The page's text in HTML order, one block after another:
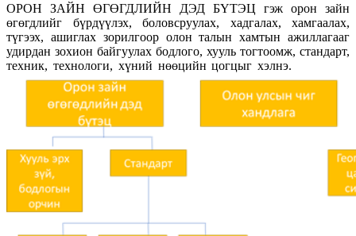
ОРОН ЗАЙН ӨГӨГДЛИЙН ДЭД БҮТЭЦ гэж орон зайн
өгөгдлийг бүрдүүлэх, боловсруулах, хадгалах, хамгаалах,
түгээх, ашиглах зорилгоор олон талын хамтын ажиллагааг
удирдан зохион байгуулах бодлого, хууль тогтоомж, стандарт,
техник, технологи, хүний нөөцийн цогцыг хэлнэ.